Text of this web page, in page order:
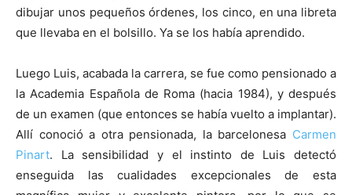
dibujar unos pequeños órdenes, los cinco, en una libreta
que llevaba en el bolsillo. Ya se los había aprendido.
Luego Luis, acabada la carrera, se fue como pensionado a
la Academia Española de Roma (hacia 1984), y después
de un examen (que entonces se había vuelto a implantar).
Allí conoció a otra pensionada, la barcelonesa Carmen
Pinart. La sensibilidad y el instinto de Luis detectó
enseguida las cualidades excepcionales de esta